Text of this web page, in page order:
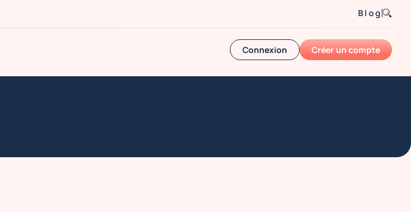
Blog
Connexion Créer un compte